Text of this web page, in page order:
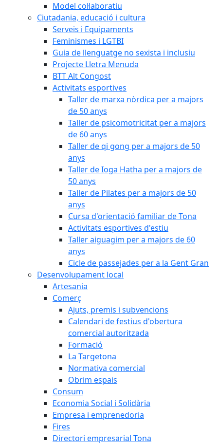
Model col·laboratiu
Ciutadania, educació i cultura
Serveis i Equipaments
Feminismes i LGTBI
Guia de llenguatge no sexista i inclusiu
Projecte Lletra Menuda
BTT Alt Congost
Activitats esportives
Taller de marxa nòrdica per a majors
de 50 anys
Taller de psicomotricitat per a majors
de 60 anys
Taller de qi gong per a majors de 50
anys
Taller de Ioga Hatha per a majors de
50 anys
Taller de Pilates per a majors de 50
anys
Cursa d'orientació familiar de Tona
Activitats esportives d'estiu
Taller aiguagim per a majors de 60
anys
Cicle de passejades per a la Gent Gran
Desenvolupament local
Artesania
Comerç
Ajuts, premis i subvencions
Calendari de festius d'obertura
comercial autoritzada
Formació
La Targetona
Normativa comercial
Obrim espais
Consum
Economia Social i Solidària
Empresa i emprenedoria
Fires
Directori empresarial Tona